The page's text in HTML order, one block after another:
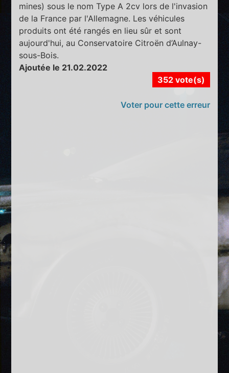
mines) sous le nom Type A 2cv lors de l'invasion
de la France par l'Allemagne. Les véhicules
produits ont été rangés en lieu sûr et sont
aujourd'hui, au Conservatoire Citroën d’Aulnay-
sous-Bois.
Ajoutée le 21.02.2022
352 vote(s)
Voter pour cette erreur